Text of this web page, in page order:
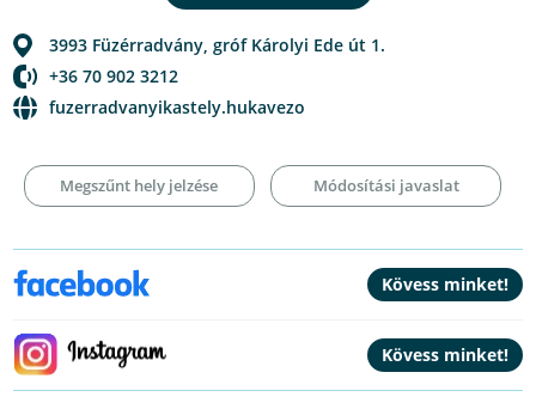
3993 Füzérradvány ,gróf Károlyi Ede út 1.
+36 70 902 3212
fuzerradvanyikastely.hukavezo
Megszűnt hely jelzése Módosítási javaslat